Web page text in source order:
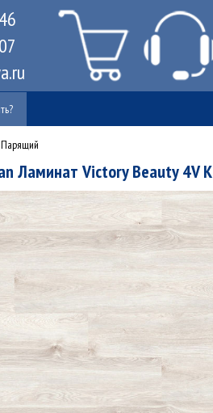
Ламинат Victory Beauty 4V